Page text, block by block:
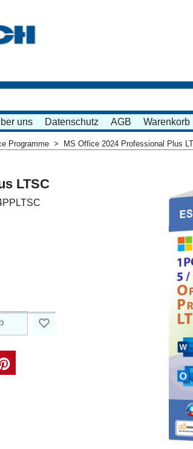
uns Datenschutz AGB Warenkorb
Programme > MS Office 2024 Professional Plus
LTSC